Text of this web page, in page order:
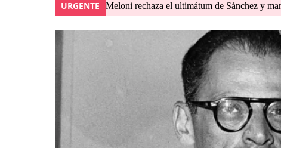
URGENTE Meloni rechaza el ultimátum de Sánchez y